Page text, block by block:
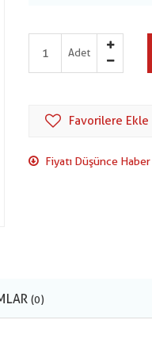
Adet
Favorilere Ekle
Fiyatı Düşünce
(0)